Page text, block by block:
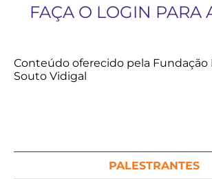
FAÇA O LOGIN PARA
Conteúdo oferecido pela Fundação
Souto Vidigal
PALESTRANTES